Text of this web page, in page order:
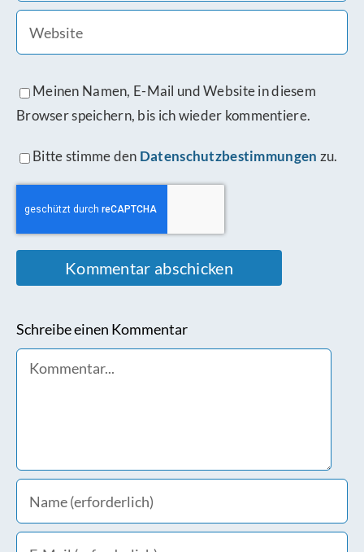
Meinen Namen, E-Mail und Website in diesem
Browser speichern, bis ich wieder kommentiere.
Bitte stimme den Datenschutzbestimmungen zu.
Schreibe einen Kommentar
Comment